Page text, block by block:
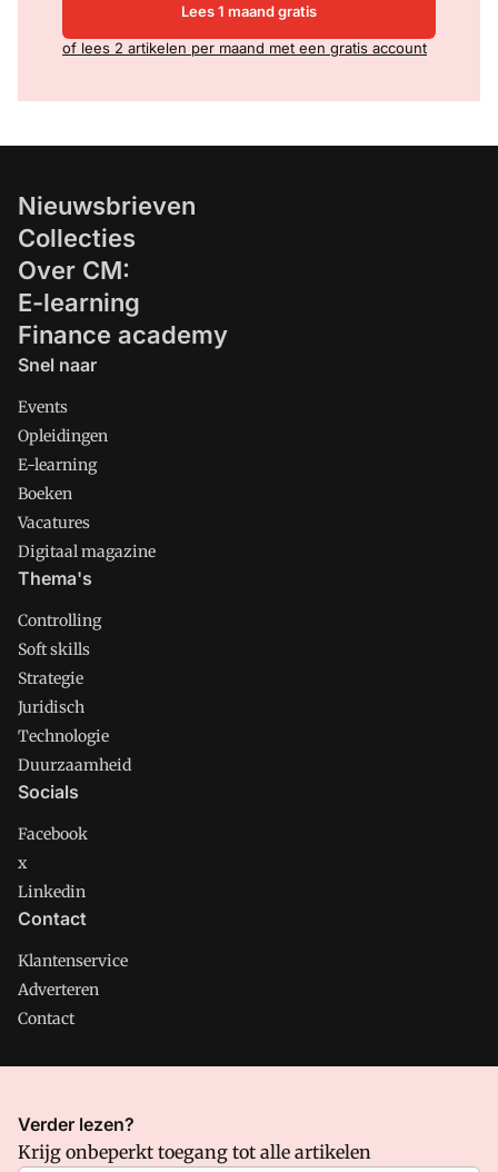
Lees 1 maand gratis
of lees 2 artikelen per maand met een gratis account
Nieuwsbrieven
Collecties
Over CM:
E-learning
Finance academy
Snel naar
Events
Opleidingen
E-learning
Boeken
Vacatures
Digitaal magazine
Thema's
Controlling
Soft skills
Strategie
Juridisch
Technologie
Duurzaamheid
Socials
Facebook
x
Linkedin
Contact
Klantenservice
Adverteren
Contact
CMweb is onderdeel van VMN media. Lees in
waar VMN media voor staat. Op gebruik van deze site zijn de
Verder lezen?
Krijg onbeperkt toegang tot alle artikelen